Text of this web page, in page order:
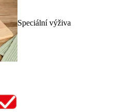
Speciální výživa